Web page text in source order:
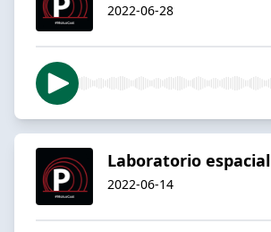
2022-06-28
Laboratorio espacial
2022-06-14